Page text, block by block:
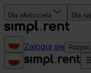
Dla właściciela Dla
Zaloguj się